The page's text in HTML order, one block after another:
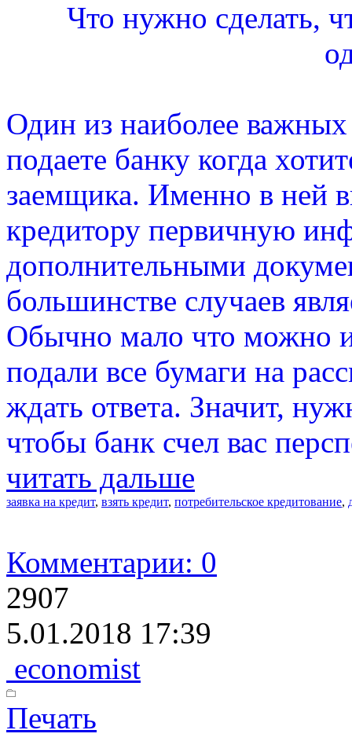
Что нужно сделать,
Один из наиболее
подаете банку когда
заемщика. Именно в ней
кредитору первичную
дополнительными
большинстве случаев
Обычно мало что можно
подали все бумаги на
ждать ответа. Значит,
чтобы банк счел вас
читать дальше
заявка на кредит, взять кредит, потребительское кредитование,
Комментарии: 0
2907
5.01.2018 17:39
economist
Печать